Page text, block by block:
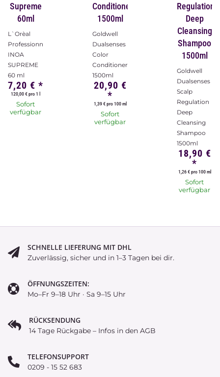
Supreme
60ml
L`Orèal
Professionnel
INOA
SUPREME
60 ml
7,20 € *
120,00 € pro 1 l
Sofort
verfügbar
Conditioner
1500ml
Goldwell
Dualsenses
Color
Conditioner
1500ml
20,90 €
*
1,39 € pro 100 ml
Sofort
verfügbar
Regulation
Deep
Cleansing
Shampoo
1500ml
Goldwell
Dualsenses
Scalp
Regulation
Deep
Cleansing
Shampoo
1500ml
18,90 €
*
1,26 € pro 100 ml
Sofort
verfügbar
SCHNELLE LIEFERUNG MIT DHL
Zuverlässig, sicher und in 1–3 Tagen bei dir.
ÖFFNUNGSZEITEN:
Mo–Fr 9–18 Uhr · Sa 9–15 Uhr
RÜCKSENDUNG
14 Tage Rückgabe – Infos in den AGB
TELEFONSUPPORT
0209 - 15 52 683